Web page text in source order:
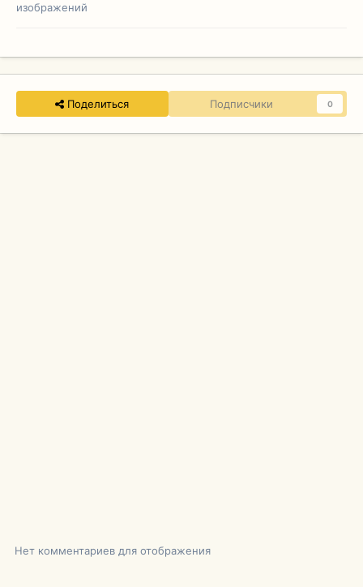
изображений
Поделиться Подписчики 0
Нет комментариев для отображения